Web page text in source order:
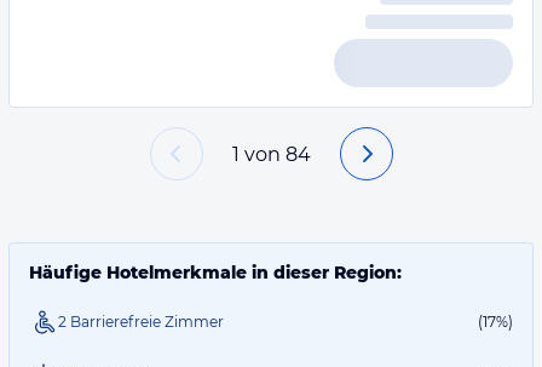
1 von 84
Häufige Hotelmerkmale in dieser Region:
2 Barrierefreie Zimmer (17%)